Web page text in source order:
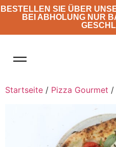
BESTELLEN SIE ÜBER
BEI ABHOLUNG NUR
Startseite / Pizza Gourmet /